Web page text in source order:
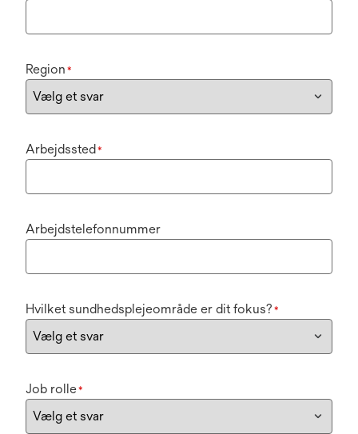
Region *
Arbejdssted*
Arbejdstelefonnummer
Hvilket sundhedsplejeområde er dit fokus? *
Job rolle*